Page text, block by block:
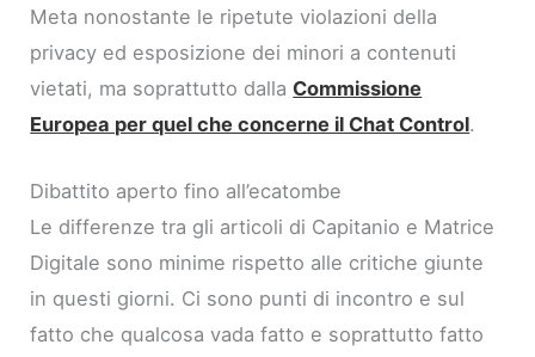
Meta nonostante le ripetute violazioni della
privacy ed esposizione dei minori a contenuti
vietati, ma soprattutto dallaCommissione
Europea per quel che concerne il Chat Control.
Dibattito aperto fino all’ecatombe
Le differenze tra gli articoli di Capitanio e Matrice
Digitale sono minime rispetto alle critiche giunte
in questi giorni. Ci sono punti di incontro e sul
fatto che qualcosa vada fatto e soprattutto fatto